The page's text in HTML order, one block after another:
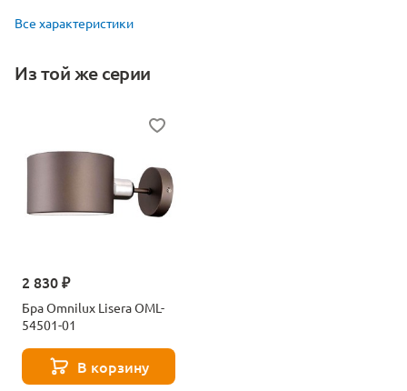
Все характеристики
Из той же серии
2 830 ₽
Бра Omnilux Lisera OML-
54501-01
В корзину